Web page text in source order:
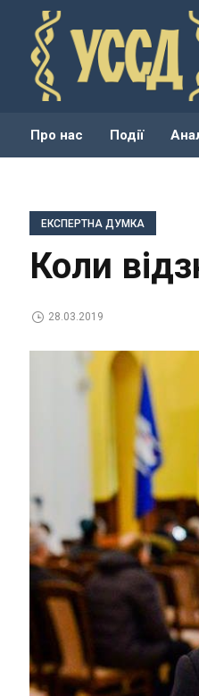
Про нас Події
ЕКСПЕРТНА ДУМКА
Коли
28.03.2019